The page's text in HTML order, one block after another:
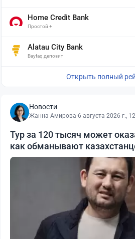
Home Credit Bank
Простой +
Alatau City Bank
Baytaq депозит
Открыть полный
Новости
Жанна Амирова·6 августа 2026 г.,
Тур за 120 тысяч может
как обманывают